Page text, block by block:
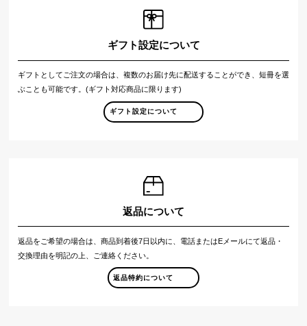
ギフト設定について
ギフトとしてご注文の場合は、複数のお届け先に配送することができ、短冊を選
ぶことも可能です。(ギフト対応商品に限ります)
ギフト設定について
返品について
返品をご希望の場合は、商品到着後7日以内に、電話またはEメールにて返品・
交換理由を明記の上、ご連絡ください。
返品特約について